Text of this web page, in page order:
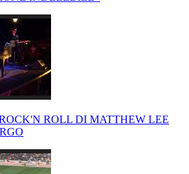
ROLL DI MATTHEW LEE